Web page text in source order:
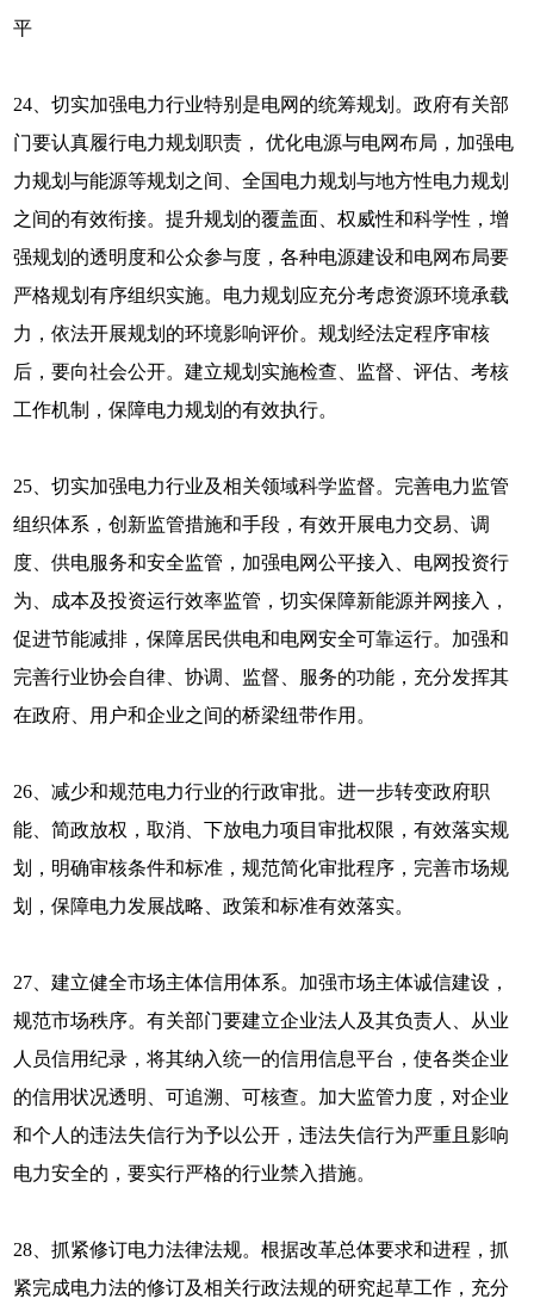
平
24、切实加强电力行业特别是电网的统筹规划。政府有关部
门要认真履行电力规划职责， 优化电源与电网布局，加强电
力规划与能源等规划之间、全国电力规划与地方性电力规划
之间的有效衔接。提升规划的覆盖面、权威性和科学性，增
强规划的透明度和公众参与度，各种电源建设和电网布局要
严格规划有序组织实施。电力规划应充分考虑资源环境承载
力，依法开展规划的环境影响评价。规划经法定程序审核
后，要向社会公开。建立规划实施检查、监督、评估、考核
工作机制，保障电力规划的有效执行。
25、切实加强电力行业及相关领域科学监督。完善电力监管
组织体系，创新监管措施和手段，有效开展电力交易、调
度、供电服务和安全监管，加强电网公平接入、电网投资行
为、成本及投资运行效率监管，切实保障新能源并网接入，
促进节能减排，保障居民供电和电网安全可靠运行。加强和
完善行业协会自律、协调、监督、服务的功能，充分发挥其
在政府、用户和企业之间的桥梁纽带作用。
26、减少和规范电力行业的行政审批。进一步转变政府职
能、简政放权，取消、下放电力项目审批权限，有效落实规
划，明确审核条件和标准，规范简化审批程序，完善市场规
划，保障电力发展战略、政策和标准有效落实。
27、建立健全市场主体信用体系。加强市场主体诚信建设，
规范市场秩序。有关部门要建立企业法人及其负责人、从业
人员信用纪录，将其纳入统一的信用信息平台，使各类企业
的信用状况透明、可追溯、可核查。加大监管力度，对企业
和个人的违法失信行为予以公开，违法失信行为严重且影响
电力安全的，要实行严格的行业禁入措施。
28、抓紧修订电力法律法规。根据改革总体要求和进程，抓
紧完成电力法的修订及相关行政法规的研究起草工作，充分